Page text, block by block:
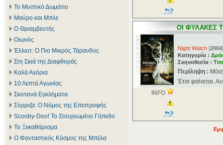
Το Μυστικό Δωμάτιο
Μαύρο και Μπλε
Ο Θριαμβευτής
Οιωνός
Έλλιοτ: Ο Πιο Μικρός Τάρανδος
Στη Σκιά της Διαφθοράς
Καλά Αγόρια
10 Λεπτά Αγωνίας
Σκοτεινά Εγκλήματα
Σύρριζα: Ο Νόμος της Επιστροφής
Scooby-Doo! Το Στοιχειωμένο Γήπεδο
Το Ξεκαθάρισμα
Ο Φανταστικός Κόσμος της Μπέλα
ΟΙ ΦΥΛΑΚΕΣ
Night Watch [2004]
Κατηγορία :
Σκηνοθεσία :
Περίληψη :
Έτσι φαίνεται.
INFO